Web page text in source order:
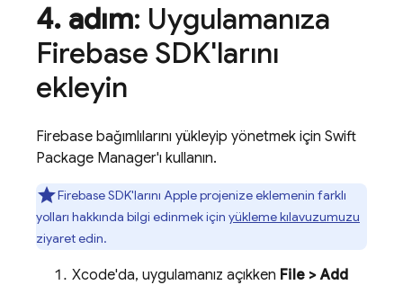
4. adım: Uygulamanıza
Firebase SDK'larını
ekleyin
Firebase bağımlılarını yükleyip yönetmek için Swift
Package Manager'ı kullanın.
Firebase SDK'larını Apple projenize eklemenin farklı
yolları hakkında bilgi edinmek için yükleme kılavuzumuzu
ziyaret edin.
Xcode'da, uygulamanız açıkken File > Add